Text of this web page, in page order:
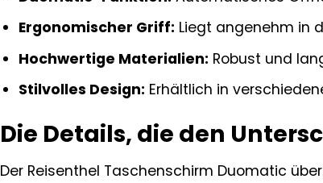
Ergonomischer Griff: Liegt angenehm in
Hochwertige Materialien: Robust und
Stilvolles Design: Erhältlich in
Die Details, die den
Der Reisenthel Taschenschirm Duomatic